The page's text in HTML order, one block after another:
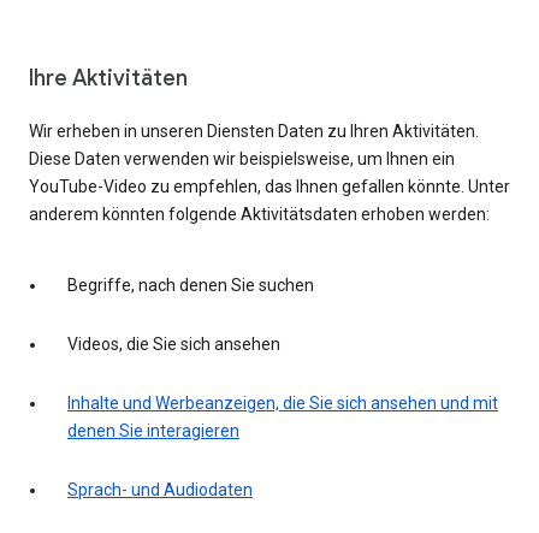
Ihre Aktivitäten
Wir erheben in unseren Diensten Daten zu Ihren Aktivitäten.
Diese Daten verwenden wir beispielsweise, um Ihnen ein
YouTube-Video zu empfehlen, das Ihnen gefallen könnte. Unter
anderem könnten folgende Aktivitätsdaten erhoben werden:
Begriffe, nach denen Sie suchen
Videos, die Sie sich ansehen
Inhalte und Werbeanzeigen, die Sie sich ansehen und mit
denen Sie interagieren
Sprach- und Audiodaten